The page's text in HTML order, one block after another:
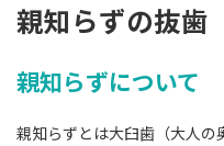
親知らずの抜歯
親知らずについて
親知らずとは大臼歯（大人